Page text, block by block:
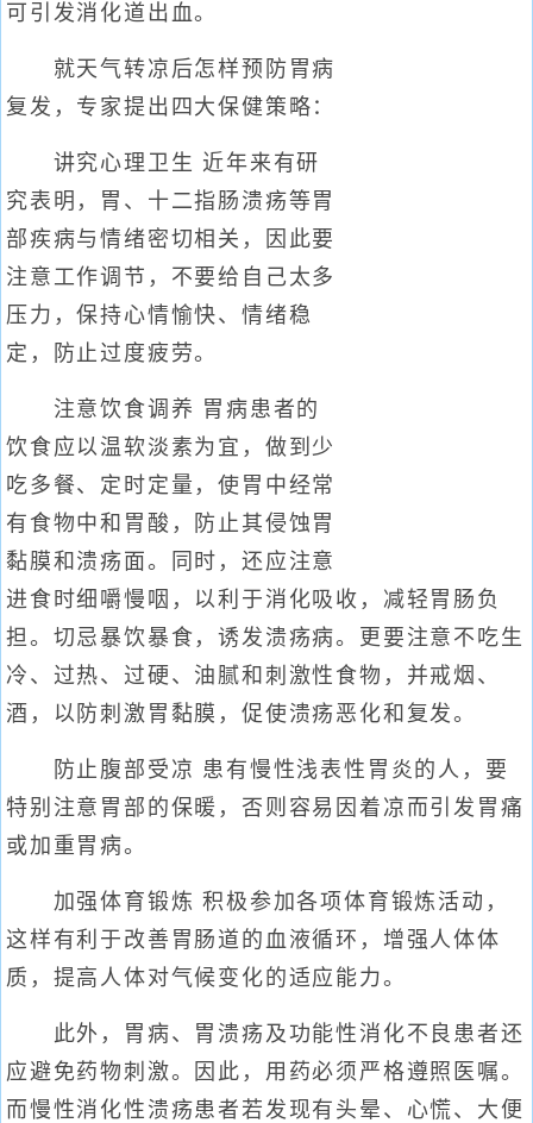
可引发消化道出血。
就天气转凉后怎样预防胃病
复发，专家提出四大保健策略：
讲究心理卫生 近年来有研
究表明，胃、十二指肠溃疡等胃
部疾病与情绪密切相关，因此要
注意工作调节，不要给自己太多
压力，保持心情愉快、情绪稳
定，防止过度疲劳。
注意饮食调养 胃病患者的
饮食应以温软淡素为宜，做到少
吃多餐、定时定量，使胃中经常
有食物中和胃酸，防止其侵蚀胃
黏膜和溃疡面。同时，还应注意
进食时细嚼慢咽，以利于消化吸收，减轻胃肠负
担。切忌暴饮暴食，诱发溃疡病。更要注意不吃生
冷、过热、过硬、油腻和刺激性食物，并戒烟、
酒，以防刺激胃黏膜，促使溃疡恶化和复发。
防止腹部受凉 患有慢性浅表性胃炎的人，要
特别注意胃部的保暖，否则容易因着凉而引发胃痛
或加重胃病。
加强体育锻炼 积极参加各项体育锻炼活动，
这样有利于改善胃肠道的血液循环，增强人体体
质，提高人体对气候变化的适应能力。
此外，胃病、胃溃疡及功能性消化不良患者还
应避免药物刺激。因此，用药必须严格遵照医嘱。
而慢性消化性溃疡患者若发现有头晕、心慌、大便